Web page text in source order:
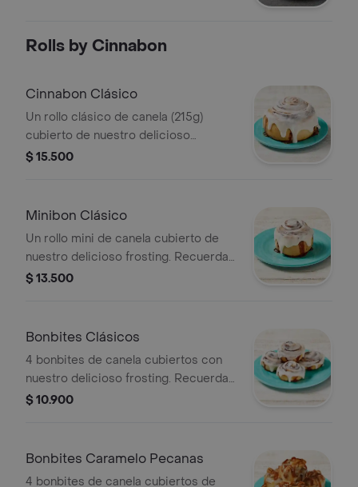
Rolls by Cinnabon
Cinnabon Clásico
Un rollo clásico de canela (215g)
cubierto de nuestro delicioso
frosting. Recuerda calentarlo 30s en
$ 15.500
Minibon Clásico
Un rollo mini de canela cubierto de
nuestro delicioso frosting. Recuerda
calentarlo 20s en el microondas.
$ 13.500
Bonbites Clásicos
4 bonbites de canela cubiertos con
nuestro delicioso frosting. Recuerda
calentarlos 10s en el microondas.
$ 10.900
Bonbites Caramelo Pecanas
4 bonbites de canela cubiertos de